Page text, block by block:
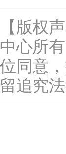
【版权
中心所
位同意
留追究